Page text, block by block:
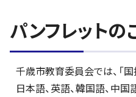
パンフレットの
千歳市教育委員会では、「
日本語、英語、韓国語、中国